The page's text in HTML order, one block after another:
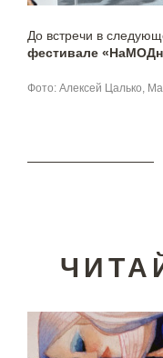
До встречи в
фестивале
Фото: Алексей Цалько,